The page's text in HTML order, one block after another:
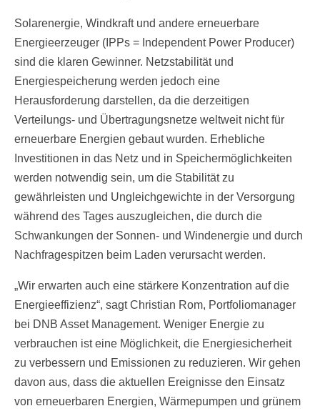
Solarenergie, Windkraft und andere erneuerbare
Energieerzeuger (IPPs = Independent Power Producer)
sind die klaren Gewinner. Netzstabilität und
Energiespeicherung werden jedoch eine
Herausforderung darstellen, da die derzeitigen
Verteilungs- und Übertragungsnetze weltweit nicht für
erneuerbare Energien gebaut wurden. Erhebliche
Investitionen in das Netz und in Speichermöglichkeiten
werden notwendig sein, um die Stabilität zu
gewährleisten und Ungleichgewichte in der Versorgung
während des Tages auszugleichen, die durch die
Schwankungen der Sonnen- und Windenergie und durch
Nachfragespitzen beim Laden verursacht werden.
„Wir erwarten auch eine stärkere Konzentration auf die
Energieeffizienz“, sagt Christian Rom, Portfoliomanager
bei DNB Asset Management. Weniger Energie zu
verbrauchen ist eine Möglichkeit, die Energiesicherheit
zu verbessern und Emissionen zu reduzieren. Wir gehen
davon aus, dass die aktuellen Ereignisse den Einsatz
von erneuerbaren Energien, Wärmepumpen und grünem